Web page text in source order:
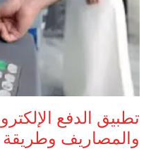
تطبيق الدفع
والمصاريف وطريقة